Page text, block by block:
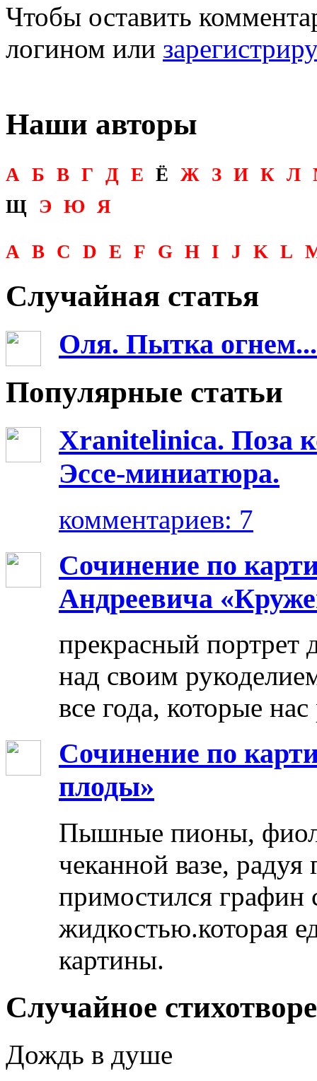
Чтобы оставить
логином или
Наши авторы
А Б В Г Д Е Ё Ж З И К Л
Щ
Э Ю Я
A B C D E F G H I J K L
Случайная статья
Оля. Пытка огнем...
Популярные статьи
Xranitelinica. Поза
Эссе-миниатюра.
комментариев: 7
Сочинение по
Андреевича
прекрасный портрет
над своим
все года, которые
Сочинение по
плоды»
Пышные пионы,
чеканной вазе,
примостился графин
жидкостью.которая
картины.
Случайное
Дождь в душе